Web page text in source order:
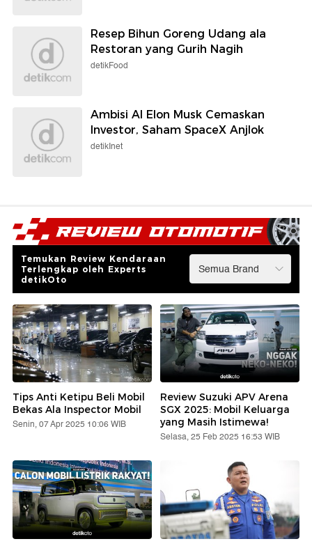
Resep Bihun Goreng Udang ala
Restoran yang Gurih Nagih
detikFood
Ambisi AI Elon Musk Cemaskan
Investor, Saham SpaceX Anjlok
detikInet
Temukan Review Kendaraan
Terlengkap oleh Experts
detikOto
Tips Anti Ketipu Beli Mobil
Bekas Ala Inspector Mobil
Senin, 07 Apr 2025 10:06 WIB
Review Suzuki APV Arena
SGX 2025: Mobil Keluarga
yang Masih Istimewa!
Selasa, 25 Feb 2025 16:53 WIB